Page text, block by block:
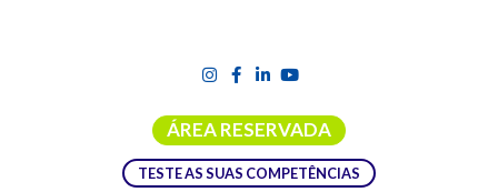
ÁREA RESERVADA
TESTE AS SUAS COMPETÊNCIAS